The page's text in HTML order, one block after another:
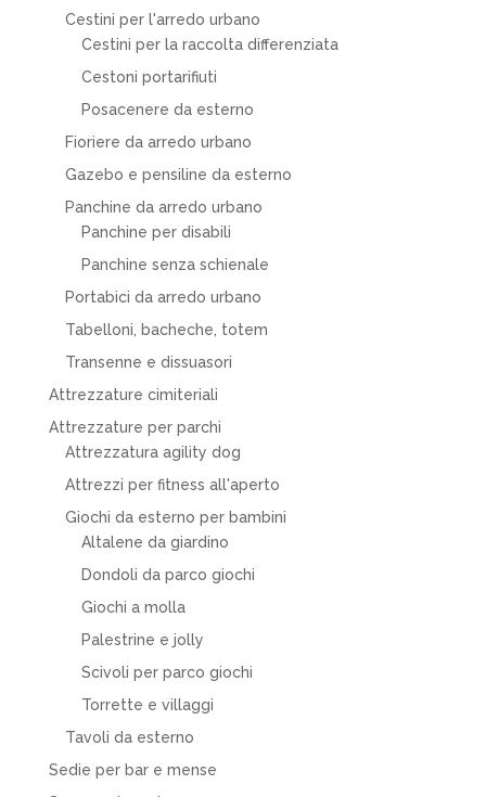
Cestini per l'arredo urbano
Cestini per la raccolta differenziata
Cestoni portarifiuti
Posacenere da esterno
Fioriere da arredo urbano
Gazebo e pensiline da esterno
Panchine da arredo urbano
Panchine per disabili
Panchine senza schienale
Portabici da arredo urbano
Tabelloni, bacheche, totem
Transenne e dissuasori
Attrezzature cimiteriali
Attrezzature per parchi
Attrezzatura agility dog
Attrezzi per fitness all'aperto
Giochi da esterno per bambini
Altalene da giardino
Dondoli da parco giochi
Giochi a molla
Palestrine e jolly
Scivoli per parco giochi
Torrette e villaggi
Tavoli da esterno
Sedie per bar e mense